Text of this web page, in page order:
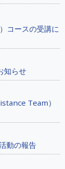
コースの受講に
知らせ
Team）
動の報告